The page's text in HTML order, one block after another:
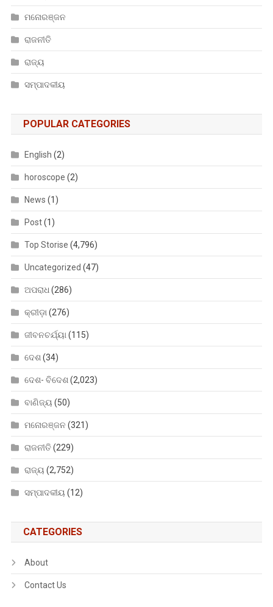
ମନୋରଞ୍ଜନ
ରାଜନୀତି
ରାଜ୍ୟ
ସମ୍ପାଦକୀୟ
POPULAR CATEGORIES
English (2)
horoscope (2)
News (1)
Post(1)
Top Storise (4,796)
Uncategorized (47)
ଅପରାଧ (286)
କ୍ରୀଡ଼ା (276)
ଜୀବନଚର୍ଯ୍ୟା (115)
ଦେଶ (34)
ଦେଶ- ବିଦେଶ (2,023)
ବାଣିଜ୍ୟ (50)
ମନୋରଞ୍ଜନ (321)
ରାଜନୀତି(229)
ରାଜ୍ୟ (2,752)
ସମ୍ପାଦକୀୟ (12)
CATEGORIES
About
Contact Us